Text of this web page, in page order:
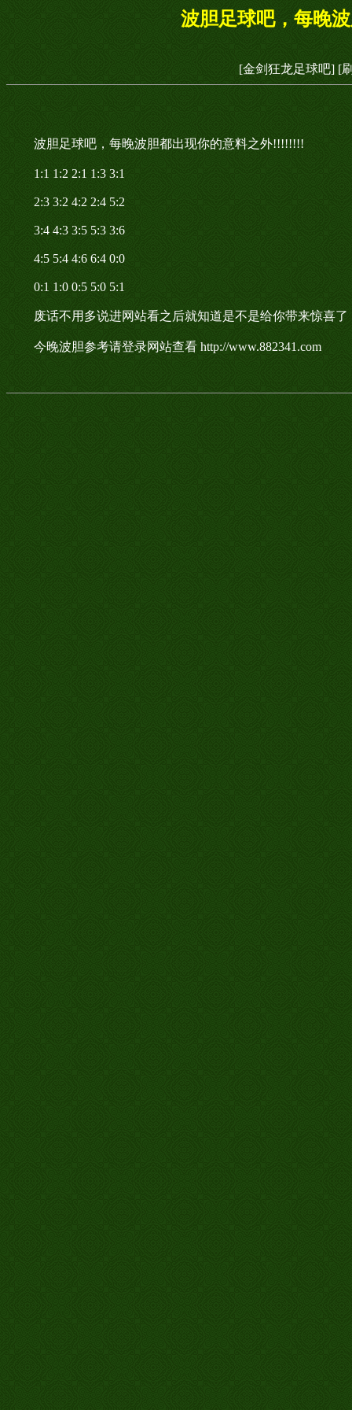
波胆足球吧，每晚
[金剑狂龙足球吧] [
波胆足球吧，每晚波胆都出现你的意料之外!!!!!!!!
1:1 1:2 2:1 1:3 3:1
2:3 3:2 4:2 2:4 5:2
3:4 4:3 3:5 5:3 3:6
4:5 5:4 4:6 6:4 0:0
0:1 1:0 0:5 5:0 5:1
废话不用多说进网站看之后就知道是不是给你带来惊喜了
今晚波胆参考请登录网站查看 http://www.882341.com